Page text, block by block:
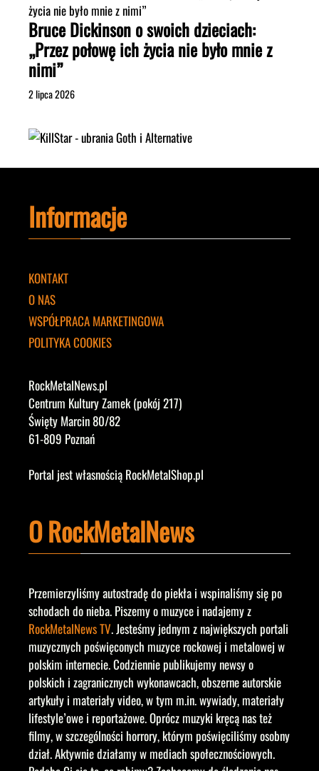
Bruce Dickinson o swoich dzieciach:
„Przez połowę ich życia nie było mnie z
nimi”
2 lipca 2026
Informacje
KONTAKT
O NAS
WSPÓŁPRACA MARKETINGOWA
POLITYKA COOKIES
RockMetalNews.pl
Centrum Kultury Zamek (pokój 217)
Święty Marcin 80/82
61-809 Poznań
Portal jest własnością RockMetalShop.pl
O RockMetalNews
Przemierzyliśmy autostradę do piekła i wspinaliśmy się po
schodach do nieba. Piszemy o muzyce i nadajemy z
RockMetalNews TV. Jesteśmy jednym z największych portali
muzycznych poświęconych muzyce rockowej i metalowej w
polskim internecie. Codziennie publikujemy newsy o
polskich i zagranicznych wykonawcach, obszerne autorskie
artykuły i materiały video, w tym m.in. wywiady, materiały
lifestyle’owe i reportażowe. Oprócz muzyki kręcą nas też
filmy, w szczególności horrory, którym poświęciliśmy osobny
dział. Aktywnie działamy w mediach społecznościowych.